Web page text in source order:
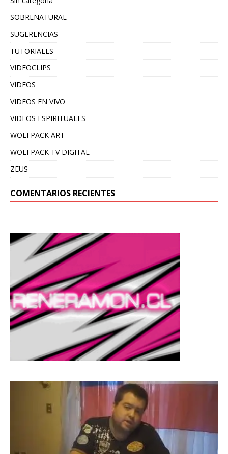
SOBRENATURAL
SUGERENCIAS
TUTORIALES
VIDEOCLIPS
VIDEOS
VIDEOS EN VIVO
VIDEOS ESPIRITUALES
WOLFPACK ART
WOLFPACK TV DIGITAL
ZEUS
COMENTARIOS RECIENTES